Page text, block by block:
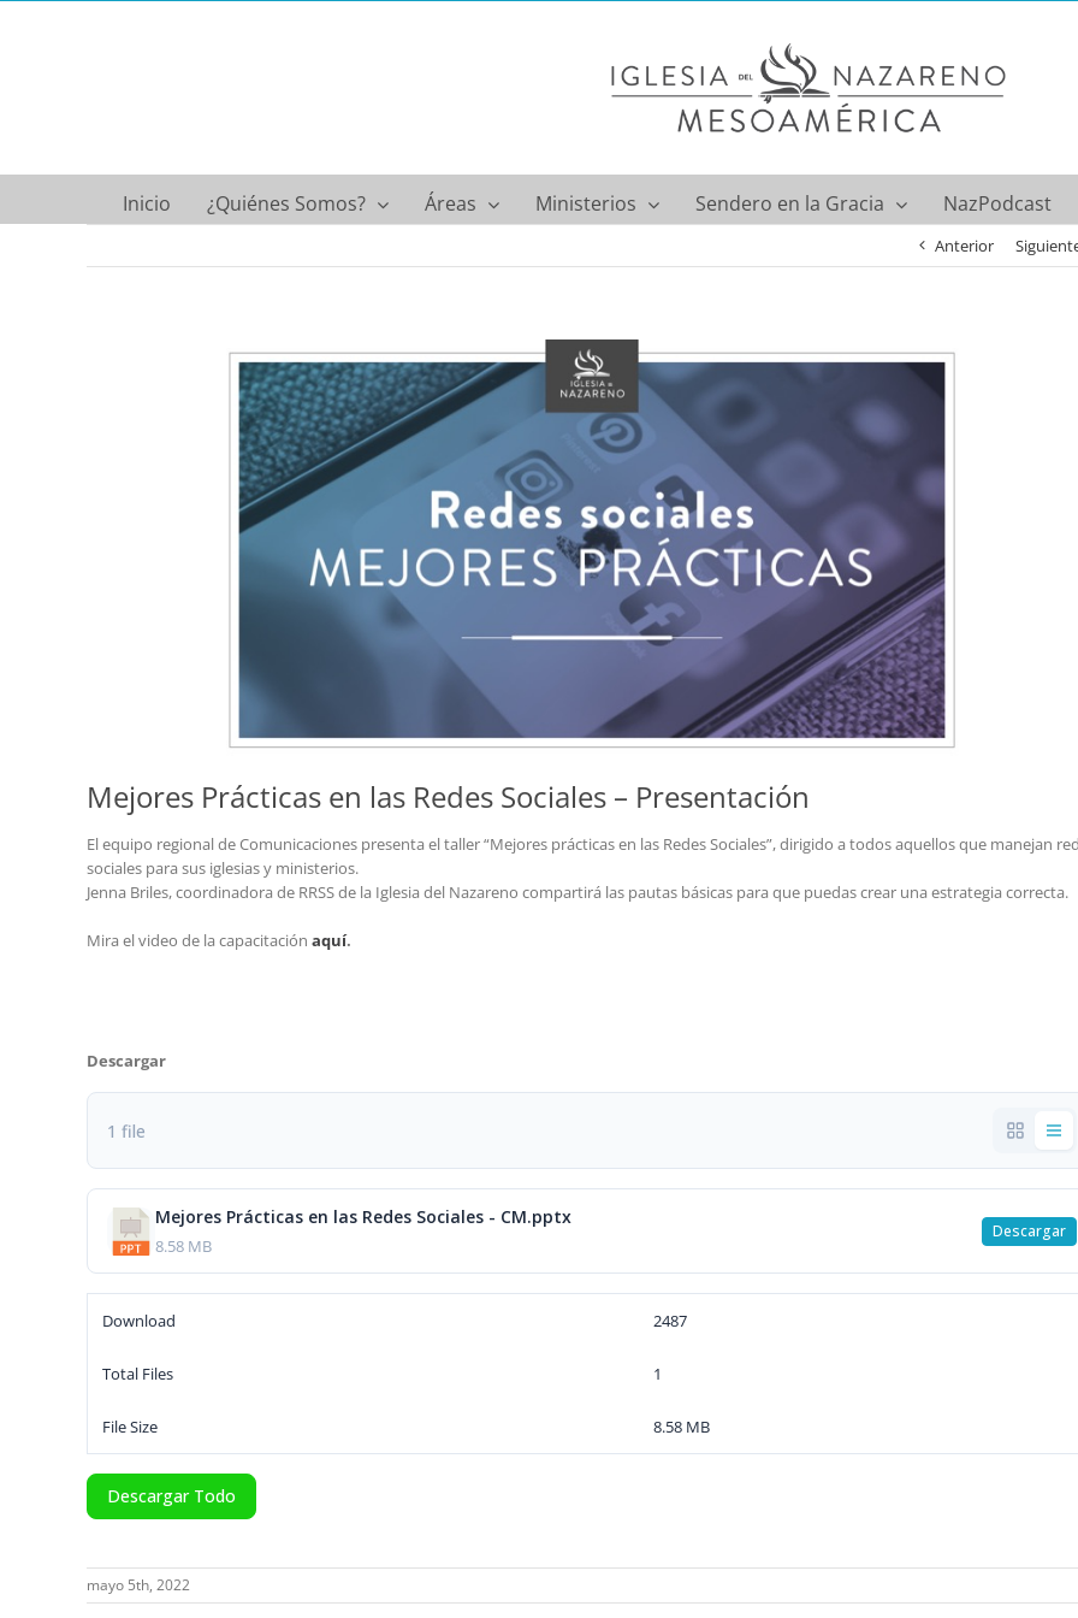
Inicio ¿Quiénes Somos? Áreas Ministerios Sendero en la Gracia NazPodcast
Anterior
Mejores Prácticas en las Redes Sociales – Presentación
El equipo regional de Comunicaciones presenta el taller “Mejores prácticas en las Redes Sociales”, dirigido a todos aquellos que manejan
sociales para sus iglesias y ministerios.
Jenna Briles, coordinadora de RRSS de la Iglesia del Nazareno compartirá las pautas básicas para que puedas crear una estrategia correcta.
Mira el video de la capacitación aquí.
Descargar
1 file
Mejores Prácticas en las Redes Sociales - CM.pptx
8.58 MB
Descargar
Download 2487
Total Files 1
File Size 8.58 MB
Descargar Todo
mayo 5th, 2022